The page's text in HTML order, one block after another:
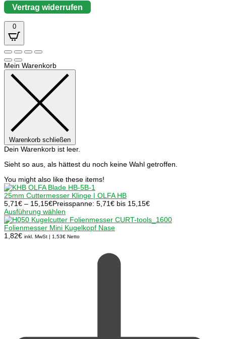
Vertrag widerrufen
0
Mein Warenkorb
Warenkorb schließen
Dein Warenkorb ist leer.
Sieht so aus, als hättest du noch keine Wahl getroffen.
You might also like these items!
25mm Cuttermesser Klinge | OLFA HB
5,71€ – 15,15€Preisspanne: 5,71€ bis 15,15€
Ausführung wählen
Folienmesser Mini Kugelkopf Nase
1,82€ inkl. MwSt | 1,53€ Netto